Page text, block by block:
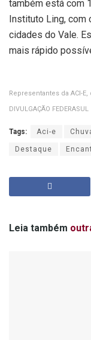
também está com
Instituto Ling, com
cidades do Vale.
mais rápido
Representantes da ACI-
DIVULGAÇÃO FEDERASUL
Tags: Aci-e
Destaque
Leia também